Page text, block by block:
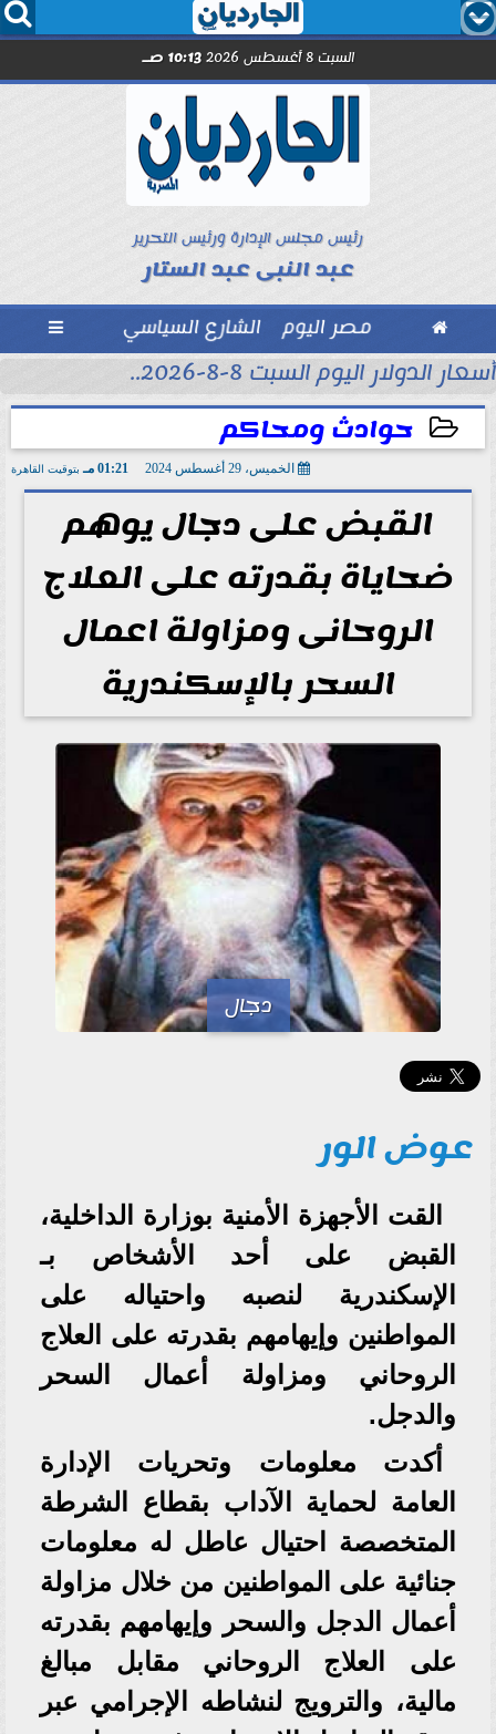
  
السبت 8 أغسطس 2026 10:13 صـ
رئيس مجلس الإدارة ورئيس التحرير
عبد النبى عبد الستار
 مصر اليوم الشارع السياسي 
أسعار الدولار اليوم السبت 8-8-2026..
حوادث ومحاكم
الخميس، 29 أغسطس 2024 01:21 مـ بتوقيت القاهرة
القبض على دجال يوهم
ضحاياة بقدرته على العلاج
الروحانى ومزاولة اعمال
السحر بالإسكندرية
دجال
عوض الور
القت الأجهزة الأمنية بوزارة الداخلية،
القبض على أحد الأشخاص بـ
الإسكندرية لنصبه واحتياله على
المواطنين وإيهامهم بقدرته على العلاج
الروحاني ومزاولة أعمال السحر
والدجل.
أكدت معلومات وتحريات الإدارة
العامة لحماية الآداب بقطاع الشرطة
المتخصصة احتيال عاطل له معلومات
جنائية على المواطنين من خلال مزاولة
أعمال الدجل والسحر وإيهامهم بقدرته
على العلاج الروحاني مقابل مبالغ
مالية، والترويج لنشاطه الإجرامي عبر